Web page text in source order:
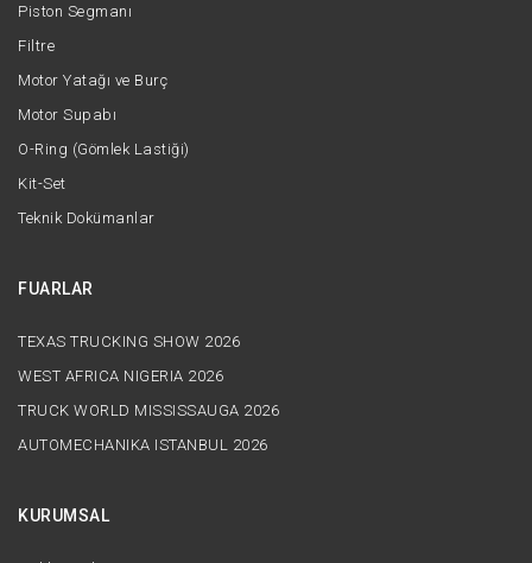
Piston Segmanı
Filtre
Motor Yatağı ve Burç
Motor Supabı
O-Ring (Gömlek Lastiği)
Kit-Set
Teknik Dokümanlar
FUARLAR
TEXAS TRUCKING SHOW 2026
WEST AFRICA NIGERIA 2026
TRUCK WORLD MISSISSAUGA 2026
AUTOMECHANIKA ISTANBUL 2026
KURUMSAL